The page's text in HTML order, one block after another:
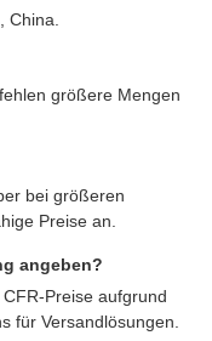
China.
größere Mengen
bei größeren
Preise an.
angeben?
Preise aufgrund
für Versandlösungen.